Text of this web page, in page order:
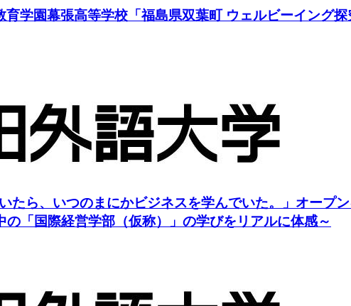
育学園幕張高等学校「福島県双葉町 ウェルビーイング
たら、いつのまにかビジネスを学んでいた。」オープ
「国際経営学部（仮称）」の学びをリアルに体感～